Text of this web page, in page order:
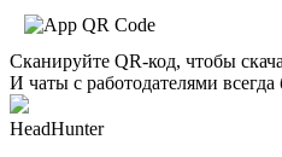
Сканируйте QR-код, чтобы
И чаты с работодателями всегда
HeadHunter